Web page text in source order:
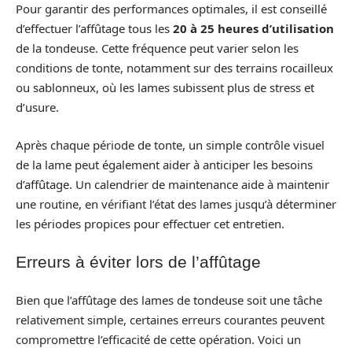
Pour garantir des performances optimales, il est conseillé
d’effectuer l’affûtage tous les 20 à 25 heures d’utilisation
de la tondeuse. Cette fréquence peut varier selon les
conditions de tonte, notamment sur des terrains rocailleux
ou sablonneux, où les lames subissent plus de stress et
d’usure.
Après chaque période de tonte, un simple contrôle visuel
de la lame peut également aider à anticiper les besoins
d’affûtage. Un calendrier de maintenance aide à maintenir
une routine, en vérifiant l’état des lames jusqu’à déterminer
les périodes propices pour effectuer cet entretien.
Erreurs à éviter lors de l’affûtage
Bien que l’affûtage des lames de tondeuse soit une tâche
relativement simple, certaines erreurs courantes peuvent
compromettre l’efficacité de cette opération. Voici un